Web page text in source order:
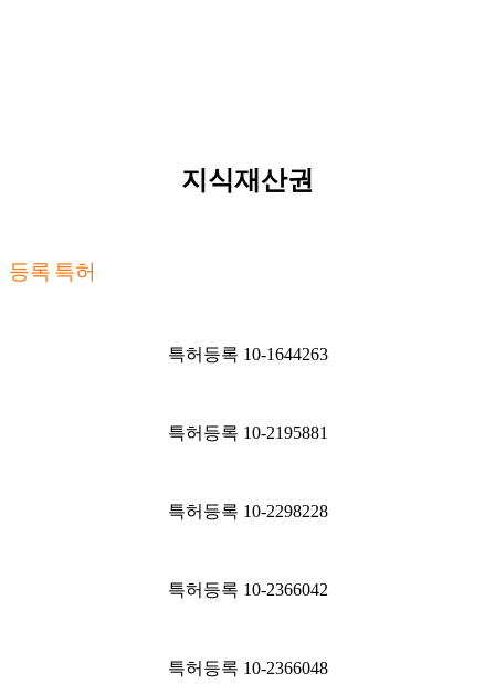
지식재산권
등록 특허
특허등록 10-1644263
특허등록 10-2195881
특허등록 10-2298228
특허등록 10-2366042
특허등록 10-2366048